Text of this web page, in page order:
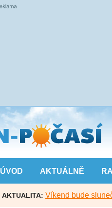
ÚVOD AKTUÁLNĚ
AKTUALITA: Víkend bude